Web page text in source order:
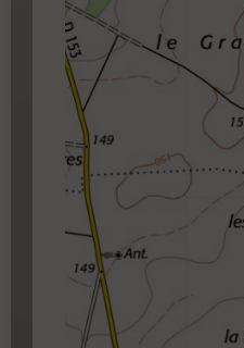
Cartouche
Activez
qui apparait au survol
Carroyage UTM
zoom 14)